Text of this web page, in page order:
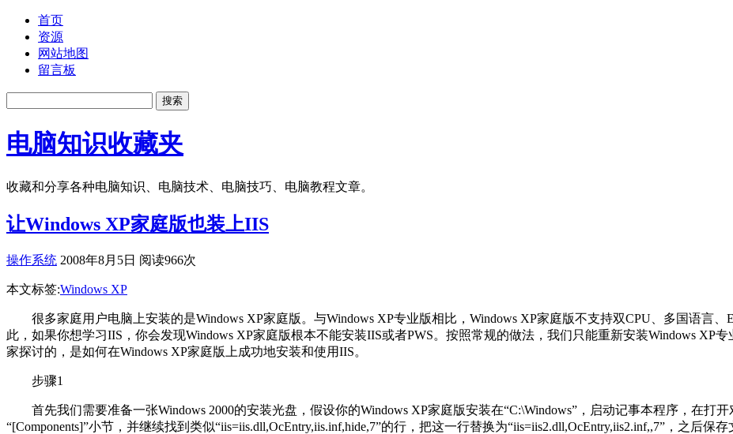
首页
资源
网站地图
留言板
电脑知识收藏夹
收藏和分享各种电脑知识、电脑技术、电脑技巧、电脑教程文章。
让Windows XP家庭版也装上IIS
操作系统 2008年8月5日 阅读966次
本文标签:Windows XP
很多家庭用户电脑上安装的是Windows XP家庭版。与Windows XP专业版相比，Windows XP家庭版不支持双CPU、多国语言、
此，如果你想学习IIS，你会发现Windows XP家庭版根本不能安装IIS或者PWS。按照常规的做法，我们只能重新安装Windows XP
家探讨的，是如何在Windows XP家庭版上成功地安装和使用IIS。
步骤1
首先我们需要准备一张Windows 2000的安装光盘，假设你的Windows XP家庭版安装在“C:\Windows”，启动记事本程序，在打开
“[Components]”小节，并继续找到类似“iis=iis.dll,OcEntry,iis.inf,hide,7”的行，把这一行替换为“iis=iis2.dll,OcEntry,iis2.inf,,7”，之后保存